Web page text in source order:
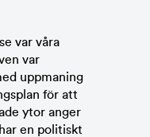
var våra
var
uppmaning
för att
ytor anger
en politiskt